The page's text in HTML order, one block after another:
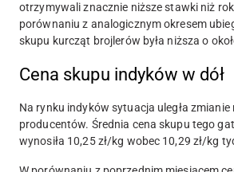
otrzymywali znacznie niższe stawki niż
porównaniu z analogicznym okresem
skupu kurcząt brojlerów była niższa o
Cena skupu indyków w dół
Na rynku indyków sytuacja uległa zmianie
producentów. Średnia cena skupu tego
wynosiła 10,25 zł/kg wobec 10,29 zł/kg